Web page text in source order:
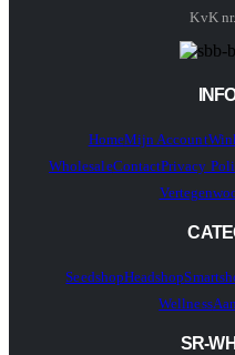
KvK
HomeMijn Account
WholesaleContactPrivacy
SeedshopHeadshop
Wellness
SR-